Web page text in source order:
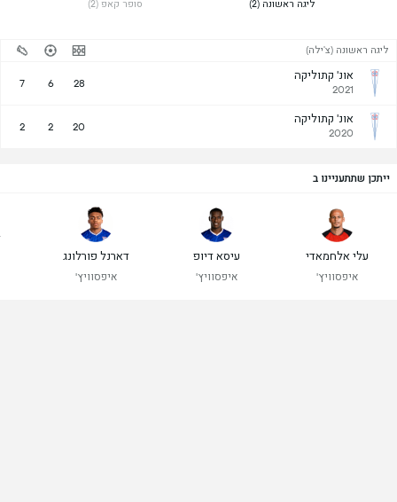
ליגה ראשונה (2) סופר קאפ (2)
ליגה ראשונה (צ'ילה)
אונ' קתוליקה
2021
28
6
7
אונ' קתוליקה
2020
20
2
2
ייתכן שתתעניינו ב
עלי אלחמאדי
איפסוויץ'
עיסא דיופ
איפסוויץ'
דארנל פורלונג
איפסוויץ'